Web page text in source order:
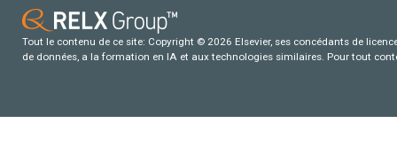
Tout le contenu de ce site: Copyright © 2026 Elsevier, ses concédants de
de données, a la formation en IA et aux technologies similaires. Pour tout